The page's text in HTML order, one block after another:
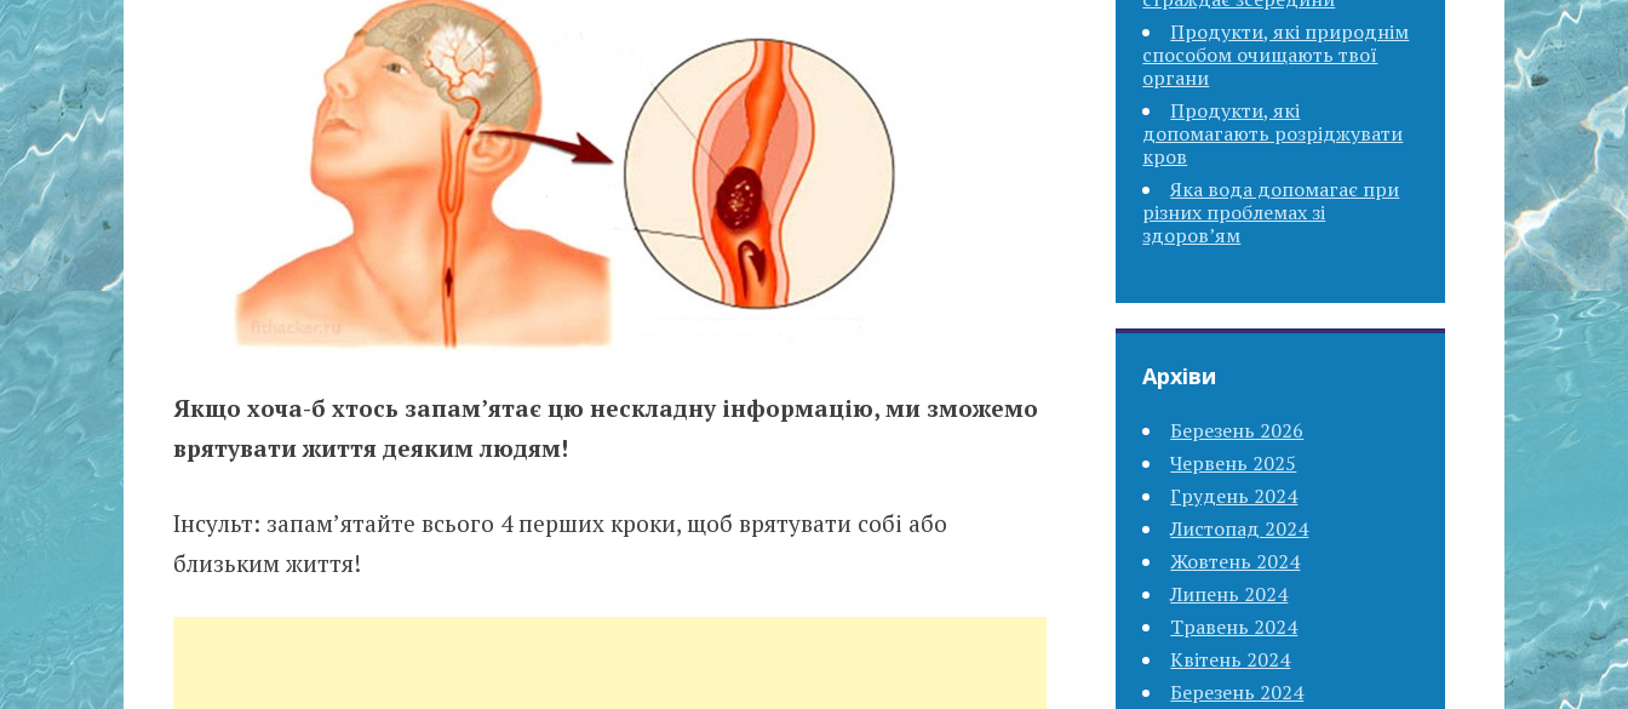
Якщо хоча-б хтось запам’ятає цю нескладну інформацію, ми зможемо
врятувати життя деяким людям!
Інсульт: запам’ятайте всього 4 перших кроки, щоб врятувати собі або
близьким життя!
Продукти, які природнім
способом очищають твої
органи
Продукти, які
допомагають розріджувати
кров
Яка вода допомагає при
різних проблемах зі
здоров’ям
Архіви
Березень 2026
Червень 2025
Грудень 2024
Листопад 2024
Жовтень 2024
Липень 2024
Травень 2024
Квітень 2024
Березень 2024